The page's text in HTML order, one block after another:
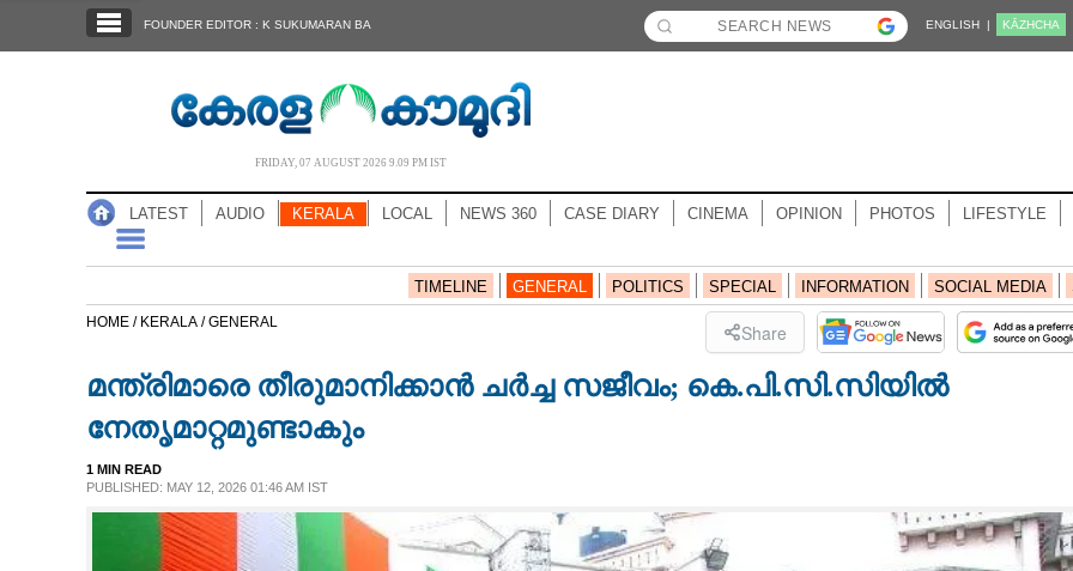
NOTIFIED NEWS
NEWS 360
CASE DIARY
FOUNDER EDITOR : K SUKUMARAN BA ENGLISH | KĀZHCHA
FRIDAY, 07 AUGUST 2026 9.09 PM IST
LATEST AUDIO KERALA LOCAL NEWS 360 CASE DIARY CINEMA OPINION PHOTOS LIFESTYLE
TIMELINE GENERAL POLITICS SPECIAL INFORMATION SOCIAL MEDIA
HOME / KERALA /GENERAL Share
മന്ത്രിമാരെ തീരുമാനിക്കാൻ ചർച്ച സജീവം; കെ.പി.സി.സിയിൽ
നേതൃമാറ്റമുണ്ടാകും
1 MIN READ
PUBLISHED: MAY 12, 2026 01:46 AM IST